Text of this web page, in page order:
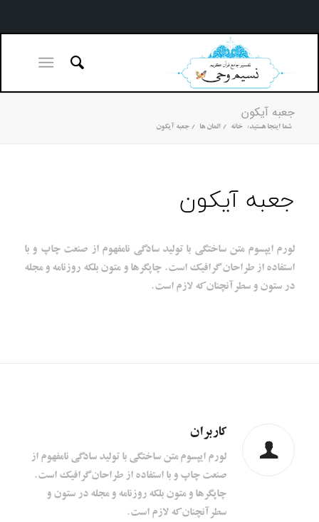
جعبه آیکون
شما اینجا هستید: خانه /المان ها /جعبه آیکون
جعبه آیکون
لورم ایپسوم متن ساختگی با تولید سادگی نامفهوم از صنعت چاپ و با
استفاده از طراحان گرافیک است. چاپگرها و متون بلکه روزنامه و مجله
در ستون و سطرآنچنان که لازم است.
کاربران
لورم ایپسوم متن ساختگی با تولید سادگی نامفهوم از
صنعت چاپ و با استفاده از طراحان گرافیک است.
چاپگرها و متون بلکه روزنامه و مجله در ستون و
سطرآنچنان که لازم است.